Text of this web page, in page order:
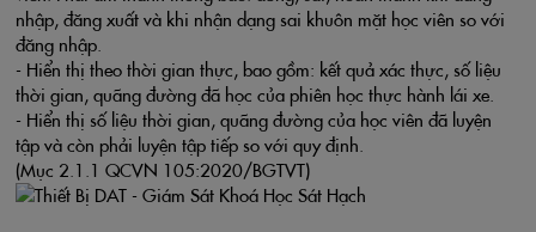
nhập, đăng xuất và khi nhận dạng sai khuôn mặt học viên so với
đăng nhập.
- Hiển thị theo thời gian thực, bao gồm: kết quả xác thực, số liệu
thời gian, quãng đường đã học của phiên học thực hành lái xe.
- Hiển thị số liệu thời gian, quãng đường của học viên đã luyện
tập và còn phải luyện tập tiếp so với quy định.
(Mục 2.1.1 QCVN 105:2020/BGTVT)